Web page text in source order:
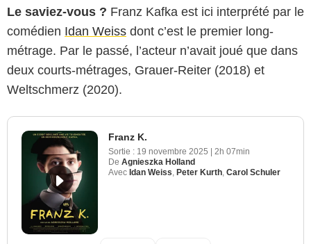
Le saviez-vous ? Franz Kafka est ici interprété par le
comédien Idan Weiss dont c’est le premier long-
métrage. Par le passé, l’acteur n’avait joué que dans
deux courts-métrages, Grauer-Reiter (2018) et
Weltschmerz (2020).
Franz K.
Sortie : 19 novembre 2025
2h 07min
De Agnieszka Holland
Avec Idan Weiss, Peter Kurth, Carol Schuler